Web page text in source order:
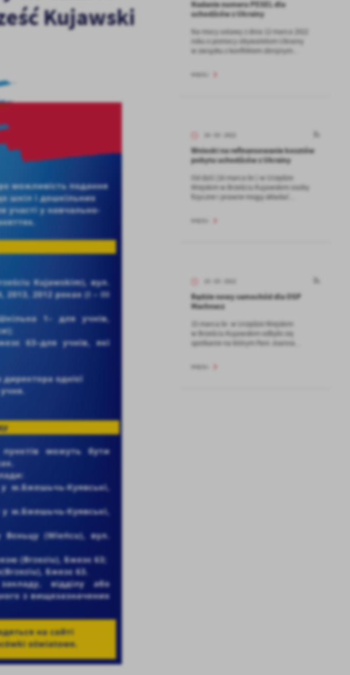
Kujawski
Nadanie numeru PESEL dla
uchodźców z Ukrainy
Na mocy ustawy z dnia 12 marca 2022
roku o pomocy obywatelom Ukrainy
w związku z konfliktem zbrojnym...
Wnioski na refinansowanie kosztów
pobytu uchodźców z Ukrainy
Od dziś (16 marca br.) w Urzędzie
Miejskim w Brześciu Kujawskim osoby
fizyczne i prawne mogą składać...
Będzie nowy samochód dla OSP
Machnacz
15 marca br. w Urzędzie Miejskim
w Brześciu Kujawskim odbyło się
spotkanie na którym Pani Joanna...